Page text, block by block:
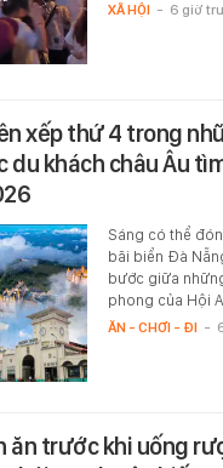
XÃ HỘI - 6 giờ
xếp thứ 4 trong
du khách châu Âu
Sáng có thể
bãi biển Đà
bước giữa
phong của Hội
ĂN - CHƠI - ĐI -
ăn trước khi uống